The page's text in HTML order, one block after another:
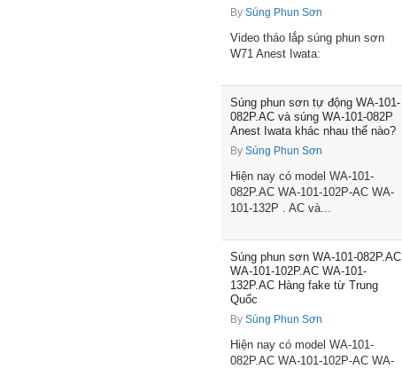
By Súng Phun Sơn
Video tháo lắp súng phun sơn
W71 Anest Iwata:
Súng phun sơn tự động WA-101-
082P.AC và súng WA-101-082P
Anest Iwata khác nhau thế nào?
By Súng Phun Sơn
Hiện nay có model WA-101-
082P.AC WA-101-102P-AC WA-
101-132P . AC và...
Súng phun sơn WA-101-082P.AC
WA-101-102P.AC WA-101-
132P.AC Hàng fake từ Trung
Quốc
By Súng Phun Sơn
Hiện nay có model WA-101-
082P.AC WA-101-102P-AC WA-